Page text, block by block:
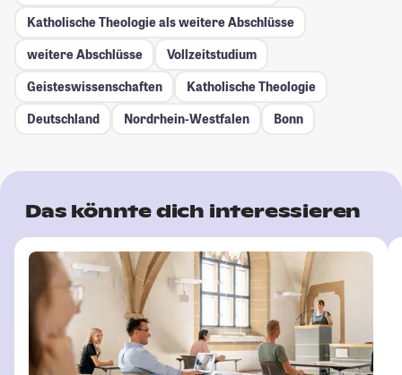
Katholische Theologie als weitere Abschlüsse
weitere Abschlüsse
Vollzeitstudium
Geisteswissenschaften
Katholische Theologie
Deutschland
Nordrhein-Westfalen Bonn
Das könnte dich interessieren